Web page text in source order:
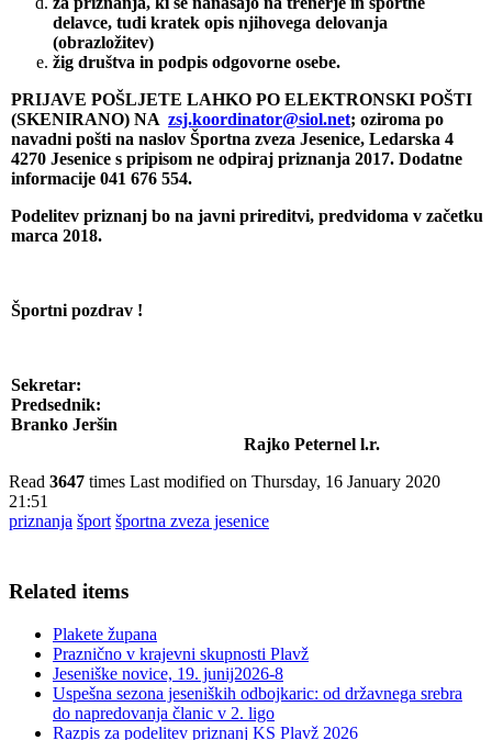
delavce, tudi kratek opis njihovega delovanja
(obrazložitev)
žig društva in podpis odgovorne osebe.
PRIJAVE POŠLJETE LAHKO PO ELEKTRONSKI POŠTI
(SKENIRANO) NA zsj.koordinator@siol.net; oziroma po
navadni pošti na naslov Športna zveza Jesenice, Ledarska 4
4270 Jesenice s pripisom ne odpiraj priznanja 2017. Dodatne
informacije 041 676 554.
Podelitev priznanj bo na javni prireditvi, predvidoma v začetku
marca 2018.
Športni pozdrav !
Predsednik:
Branko Jeršin
Rajko Peternel l.r.
Read 3647 times Last modified on Thursday, 16 January 2020
21:51
priznanja šport športna zveza jesenice
Related items
Plakete župana
Praznično v krajevni skupnosti Plavž
Jeseniške novice, 19. junij2026-8
Uspešna sezona jeseniških odbojkaric: od državnega srebra
do napredovanja članic v 2. ligo
Razpis za podelitev priznanj KS Plavž 2026